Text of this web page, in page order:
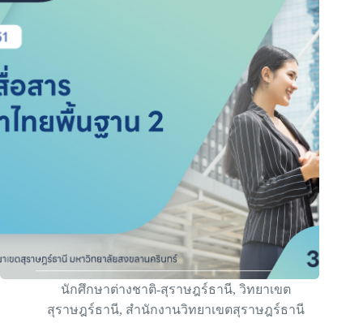
นักศึกษาต่างชาติ-สุราษฎร์ธานี,วิทยาเขต
สุราษฎร์ธานี, สำนักงานวิทยาเขตสุราษฎร์ธานี